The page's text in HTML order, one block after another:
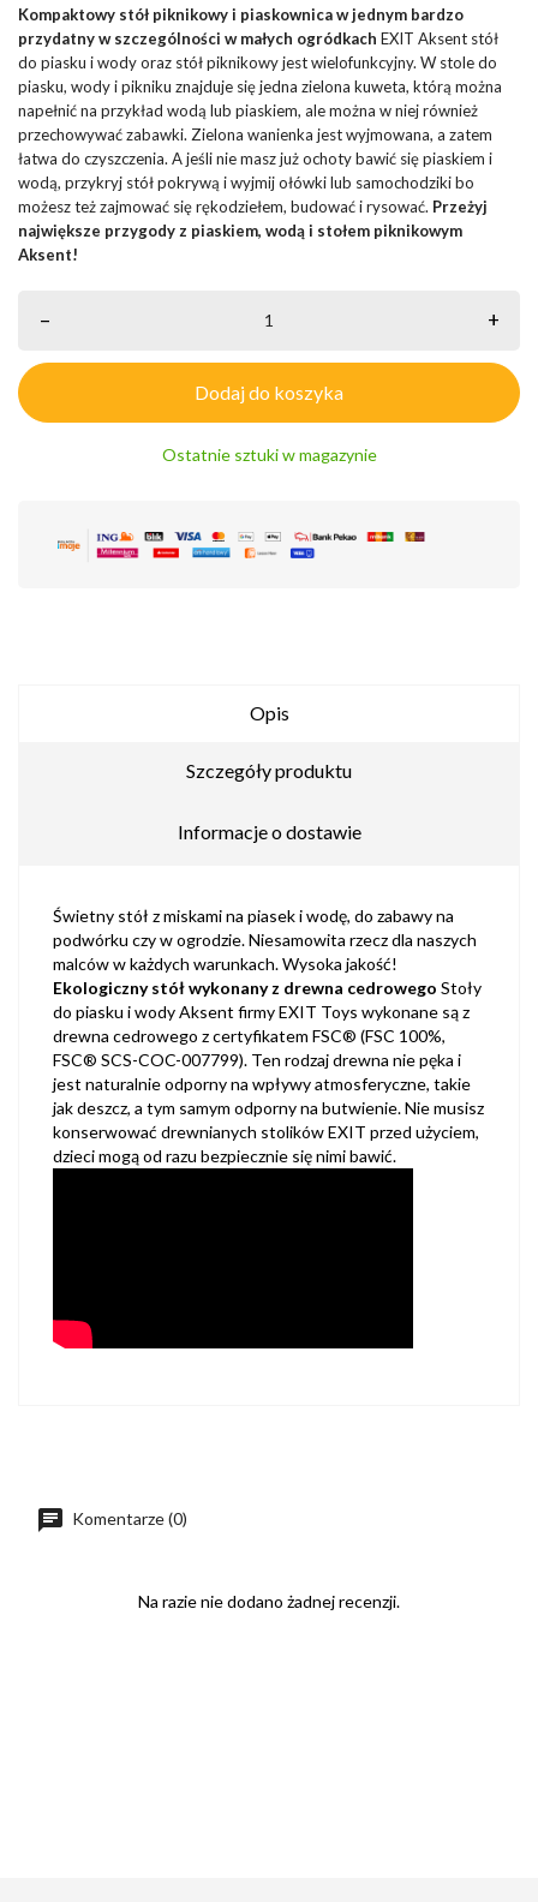
Kompaktowy stół piknikowy i piaskownica w jednym bardzo
przydatny w szczególności w małych ogródkach EXIT Aksent stół
do piasku i wody oraz stół piknikowy jest wielofunkcyjny. W stole do
piasku, wody i pikniku znajduje się jedna zielona kuweta, którą można
napełnić na przykład wodą lub piaskiem, ale można w niej również
przechowywać zabawki. Zielona wanienka jest wyjmowana, a zatem
łatwa do czyszczenia. A jeśli nie masz już ochoty bawić się piaskiem i
wodą, przykryj stół pokrywą i wyjmij ołówki lub samochodziki bo
możesz też zajmować się rękodziełem, budować i rysować. Przeżyj
największe przygody z piaskiem, wodą i stołem piknikowym
Aksent!
– +
Dodaj do koszyka
Ostatnie sztuki w magazynie
Opis
Szczegóły produktu
Informacje o dostawie
Świetny stół z miskami na piasek i wodę, do zabawy na
podwórku czy w ogrodzie. Niesamowita rzecz dla naszych
malców w każdych warunkach. Wysoka jakość!
Ekologiczny stół wykonany z drewna cedrowego Stoły
do ​​piasku i wody Aksent firmy EXIT Toys wykonane są z
drewna cedrowego z certyfikatem FSC® (FSC 100%,
FSC® SCS-COC-007799). Ten rodzaj drewna nie pęka i
jest naturalnie odporny na wpływy atmosferyczne, takie
jak deszcz, a tym samym odporny na butwienie. Nie musisz
konserwować drewnianych stolików EXIT przed użyciem,
dzieci mogą od razu bezpiecznie się nimi bawić.
Komentarze (0)
Na razie nie dodano żadnej recenzji.